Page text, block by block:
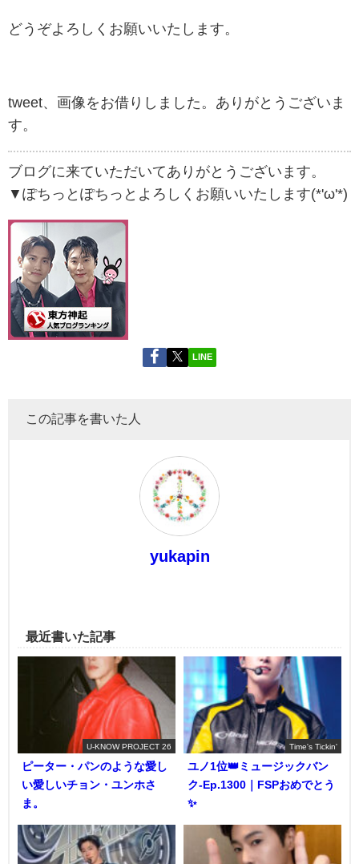
どうぞよろしくお願いいたします。
tweet、画像をお借りしました。ありがとうございま
す。
ブログに来ていただいてありがとうございます。
▼ぽちっとぽちっとよろしくお願いいたします(*'ω'*)
LINE
この記事を書いた人
yukapin
最近書いた記事
U-KNOW PROJECT 26
ピーター・パンのような愛し
い愛しいチョン・ユンホさ
ま。
Time's Tickin'
ユノ1位👑ミュージックバン
ク-Ep.1300｜FSPおめでとう
✨️